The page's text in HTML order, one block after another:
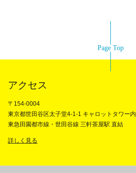
Page Top
アクセス
〒154-0004
東京都世田谷区太子堂4-1-1 キャロットタワー内
東急田園都市線・世田谷線 三軒茶屋駅 直結
詳しく見る